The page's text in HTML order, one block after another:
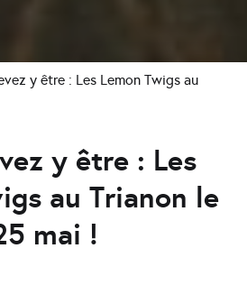
y être : Les Lemon Twigs au
y être : Les
au Trianon le
mai !